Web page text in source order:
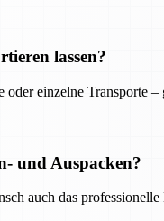
lassen?
einzelne Transporte –
und Auspacken?
auch das